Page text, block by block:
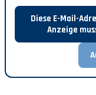
Diese E-Mail-
Anzeige